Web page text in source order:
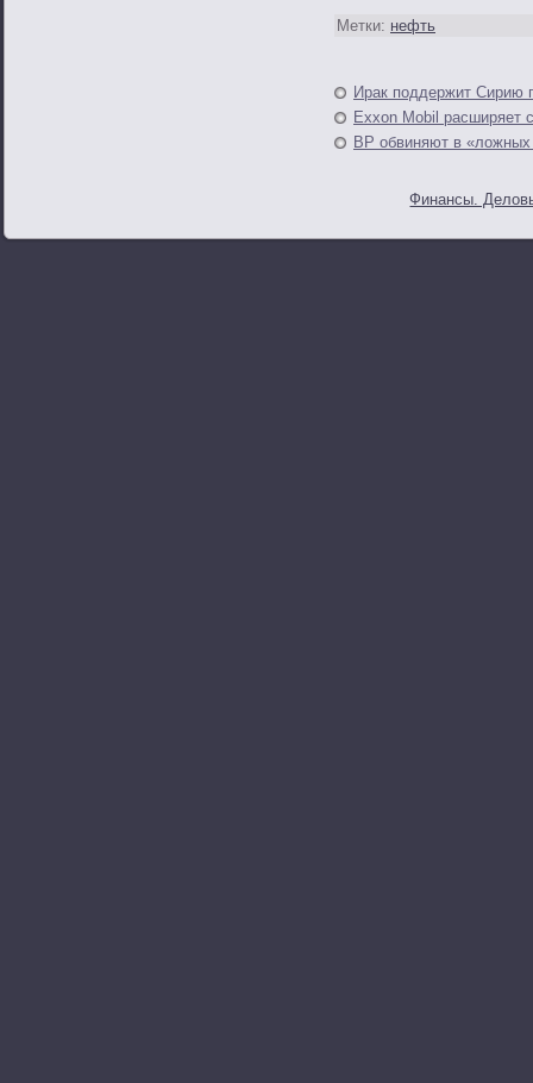
Метки: нефть
Ирак поддержит Сирию
Exxon Mobil расширяет
BP обвиняют в
Финансы.